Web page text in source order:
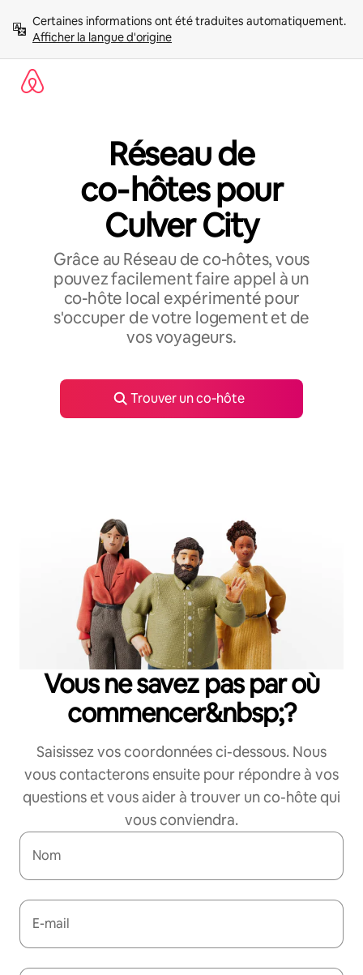
directement
contenu
Afficher la langue d'origine
Réseau de
co‑hôtes pour
Culver City
Grâce au Réseau de co-hôtes, vous
pouvez facilement faire appel à un
co-hôte local expérimenté pour
s'occuper de votre logement et de
vos voyageurs.
Trouver un co‑hôte
Vous ne savez pas par où
commencer&nbsp;?
Saisissez vos coordonnées ci-dessous. Nous
vous contacterons ensuite pour répondre à vos
questions et vous aider à trouver un co-hôte qui
vous conviendra.
Nom
E-mail